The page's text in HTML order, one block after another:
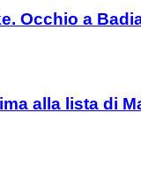
Occhio a
alla lista di